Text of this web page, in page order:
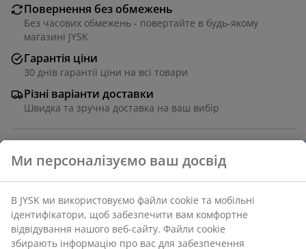
Повернення без обмежень
Без часових обмежень - повертайте в будь-якому
магазині JYSK
Гарантія ціни
30 днів гарантії ціни на всі товари
Різні варіанти доставки
Швидка та зручна доставка на ваш вибір
100% бавовна високої якості. 140х200 + 50х70/75 +
150х250 см
Артикул: 7337030